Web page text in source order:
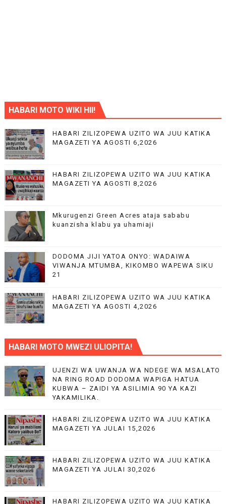
HABARI MOTO WIKI HII!
HABARI ZILIZOPEWA UZITO WA JUU KATIKA
MAGAZETI YA AGOSTI 6,2026
HABARI ZILIZOPEWA UZITO WA JUU KATIKA
MAGAZETI YA AGOSTI 8,2026
Mkurugenzi Green Acres ataja sababu
kuanzisha klabu ya uhamiaji
DODOMA JIJI YATOA ONYO: WADAIWA
VIWANJA MTUMBA, KIKOMBO WAPEWA SIKU
21
HABARI ZILIZOPEWA UZITO WA JUU KATIKA
MAGAZETI YA AGOSTI 4,2026
HABARI MOTO MWEZI ULIOPITA!
UJENZI WA UWANJA WA NDEGE WA MSALATO
NA RING ROAD DODOMA WAPIGA HATUA
KUBWA – ZAIDI YA ASILIMIA 90 YA KAZI
YAKAMILIKA.
HABARI ZILIZOPEWA UZITO WA JUU KATIKA
MAGAZETI YA JULAI 15,2026
HABARI ZILIZOPEWA UZITO WA JUU KATIKA
MAGAZETI YA JULAI 30,2026
HABARI ZILIZOPEWA UZITO WA JUU KATIKA